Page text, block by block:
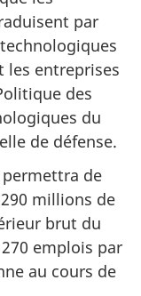
par
les entreprises
des
du
de défense.
permettra de
millions de
brut du
emplois par
au cours de